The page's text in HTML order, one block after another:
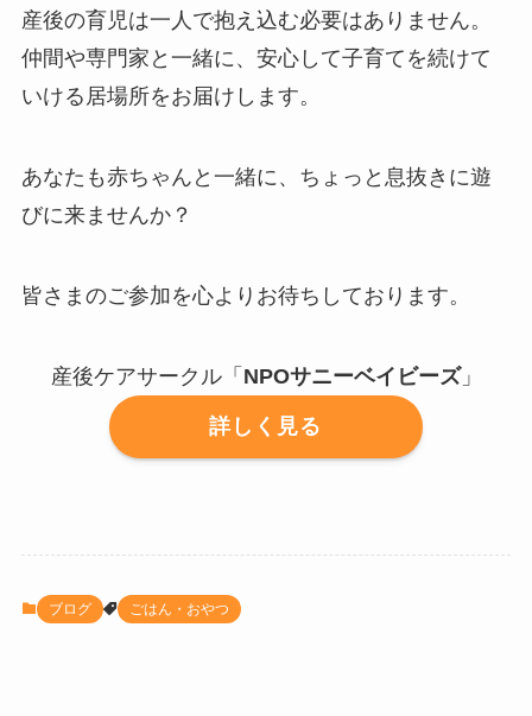
産後の育児は一人で抱え込む必要はありません。
仲間や専門家と一緒に、安心して子育てを続けて
いける居場所をお届けします。
あなたも赤ちゃんと一緒に、ちょっと息抜きに遊
びに来ませんか？
皆さまのご参加を心よりお待ちしております。
産後ケアサークル「 NPOサニーベイビーズ」
詳しく見る
ブログ ごはん・おやつ